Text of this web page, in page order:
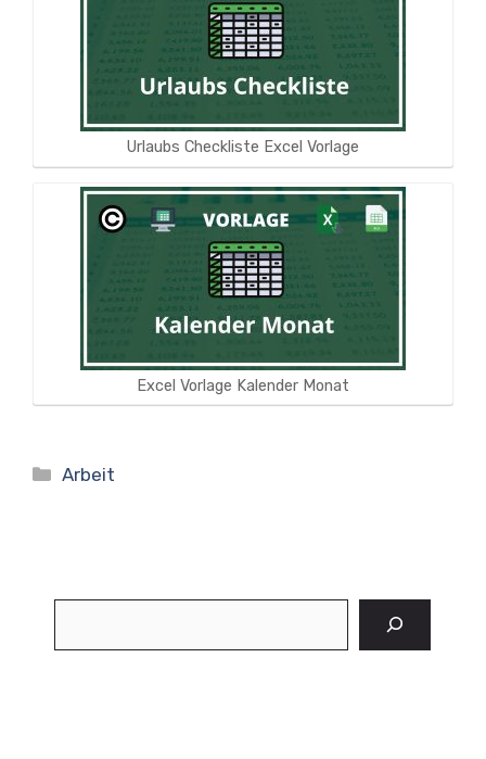
Urlaubs Checkliste Excel Vorlage
Excel Vorlage Kalender Monat
Kategorien
Arbeit